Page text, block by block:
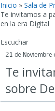
Inicio » Sala de
Te invitamos a
en la era Digital
Escuchar
21 de Noviembre
Te
sobre